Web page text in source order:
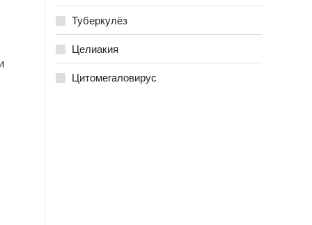
Туберкулёз
Целиакия
Цитомегаловирус